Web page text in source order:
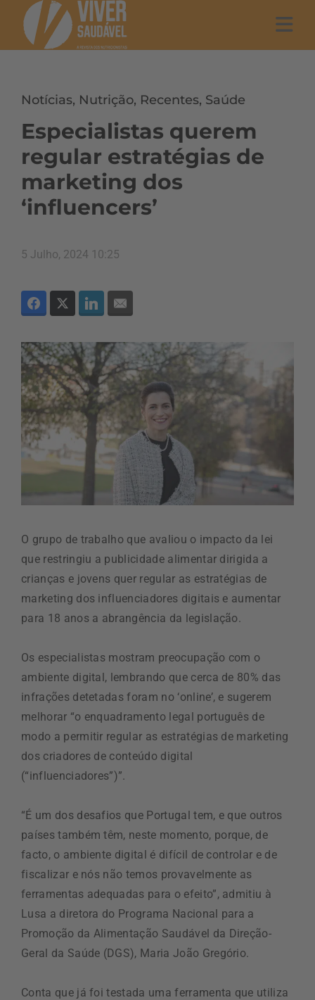
Notícias, Nutrição, Recentes, Saúde
Especialistas querem
regular estratégias de
marketing dos
‘influencers’
5 Julho, 2024 10:25
O grupo de trabalho que avaliou o impacto da lei
que restringiu a publicidade alimentar dirigida a
crianças e jovens quer regular as estratégias de
marketing dos influenciadores digitais e aumentar
para 18 anos a abrangência da legislação.
Os especialistas mostram preocupação com o
ambiente digital, lembrando que cerca de 80% das
infrações detetadas foram no ‘online’, e sugerem
melhorar “o enquadramento legal português de
modo a permitir regular as estratégias de marketing
dos criadores de conteúdo digital
(“influenciadores”)”.
“É um dos desafios que Portugal tem, e que outros
países também têm, neste momento, porque, de
facto, o ambiente digital é difícil de controlar e de
fiscalizar e nós não temos provavelmente as
ferramentas adequadas para o efeito”, admitiu à
Lusa a diretora do Programa Nacional para a
Promoção da Alimentação Saudável da Direção-
Geral da Saúde (DGS), Maria João Gregório.
Conta que já foi testada uma ferramenta que utiliza